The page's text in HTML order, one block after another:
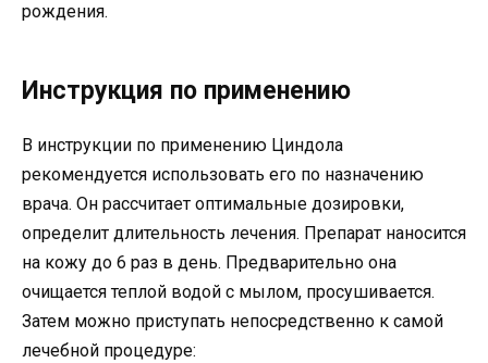
рождения.
Инструкция по применению
В инструкции по применению Циндола
рекомендуется использовать его по назначению
врача. Он рассчитает оптимальные дозировки,
определит длительность лечения. Препарат наносится
на кожу до 6 раз в день. Предварительно она
очищается теплой водой с мылом, просушивается.
Затем можно приступать непосредственно к самой
лечебной процедуре: